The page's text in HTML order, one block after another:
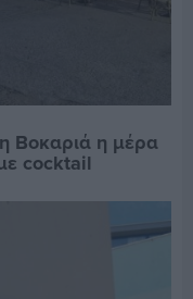
Βοκαριά η μέρα
cocktail